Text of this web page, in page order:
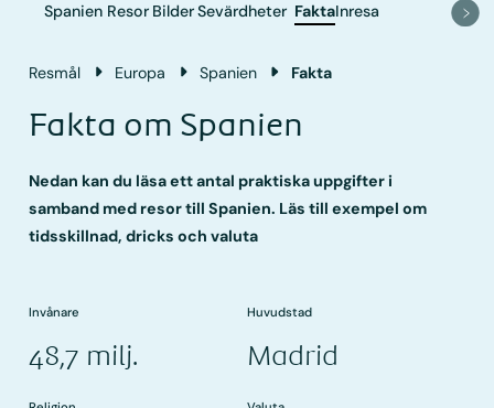
Spanien Resor BilderSevärdheter FaktaInresa
Resmål Europa Spanien Fakta
Fakta om Spanien
Nedan kan du läsa ett antal praktiska uppgifter i
samband med resor till Spanien. Läs till exempel om
tidsskillnad, dricks och valuta
Invånare
48,7 milj.
Huvudstad
Madrid